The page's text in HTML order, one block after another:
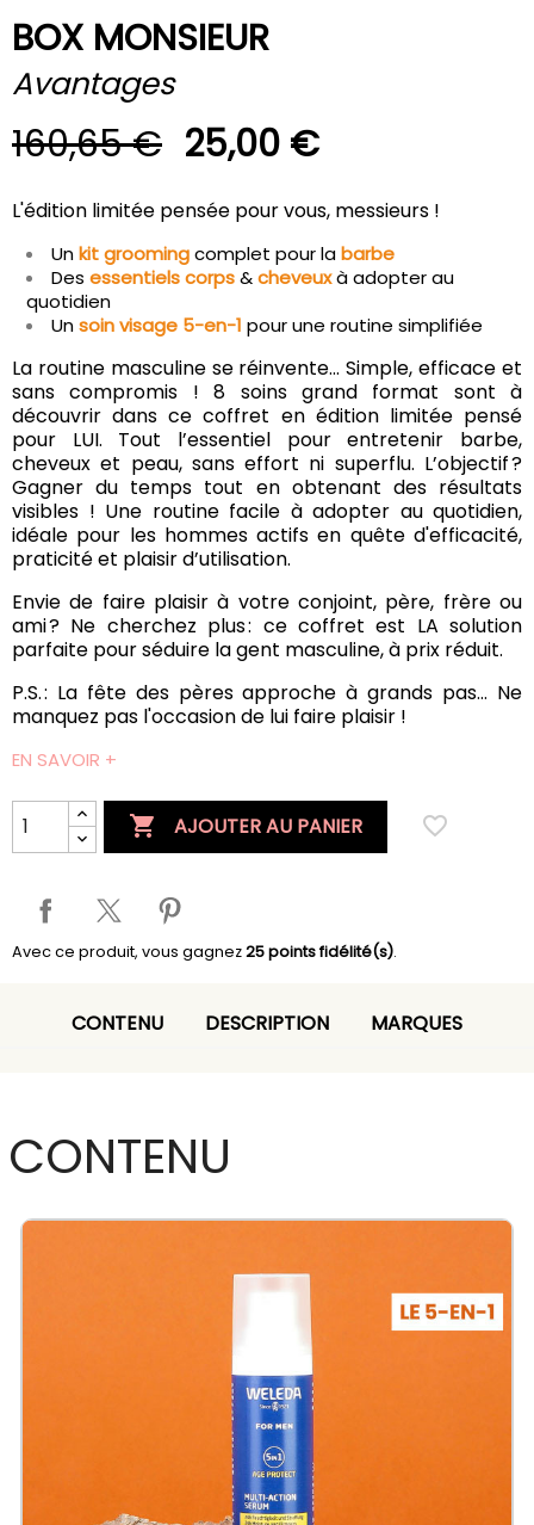
BOX MONSIEUR
Avantages
160,65 € 25,00 €
L'édition limitée pensée pour vous, messieurs !
Unkit groomingcomplet pour labarbe
Des essentiels corps&cheveuxà adopter au
quotidien
Unsoin visage 5-en-1 pour une routine simplifiée
La routine masculine se réinvente… Simple, efficace et
sans compromis ! 8 soins grand format sont à
découvrir dans ce coffret en édition limitée pensé
pour LUI. Tout l’essentiel pour entretenir barbe,
cheveux et peau, sans effort ni superflu. L’objectif ?
Gagner du temps tout en obtenant des résultats
visibles ! Une routine facile à adopter au quotidien,
idéale pour les hommes actifs en quête d'efficacité,
praticité et plaisir d’utilisation.
Envie de faire plaisir à votre conjoint, père, frère ou
ami ? Ne cherchez plus : ce coffret est LA solution
parfaite pour séduire la gent masculine, à prix réduit.
P.S. : La fête des pères approche à grands pas… Ne
manquez pas l'occasion de lui faire plaisir !
EN SAVOIR +
 AJOUTER AU PANIER favorite_border
Avec ce produit, vous gagnez25points fidélité(s).
CONTENU DESCRIPTION MARQUES
CONTENU